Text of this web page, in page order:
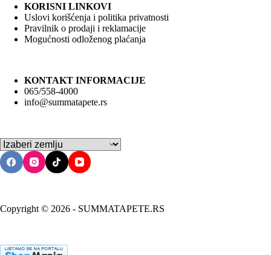
KORISNI LINKOVI
Uslovi korišćenja i politika privatnosti
Pravilnik o prodaji i reklamacije
Mogućnosti odloženog plaćanja
KONTAKT INFORMACIJE
065/558-4000
info@summatapete.rs
Copyright © 2026 - SUMMATAPETE.RS